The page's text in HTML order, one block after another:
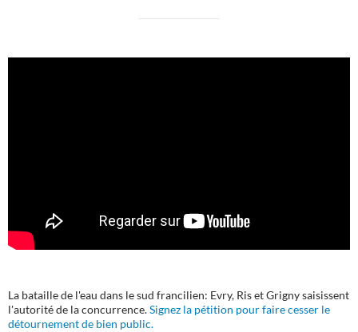
La bataille de l'eau dans le sud francilien: Evry, Ris et Grigny saisissent
l'autorité de la concurrence.Signez la pétition pour faire cesser le
détournement de bien public.